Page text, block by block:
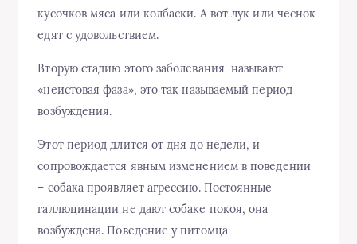
кусочков мяса или колбаски. А вот лук или чеснок
едят с удовольствием.
Вторую стадию этого заболевания называют
«неистовая фаза», это так называемый период
возбуждения.
Этот период длится от дня до недели, и
сопровождается явным изменением в поведении
– собака проявляет агрессию. Постоянные
галлюцинации не дают собаке покоя, она
возбуждена. Поведение у питомца